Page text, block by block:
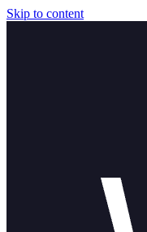
Skip to content